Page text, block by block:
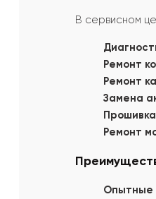
В сервисном
Ремонт
Ремонт
Замена
Ремонт
Опытные